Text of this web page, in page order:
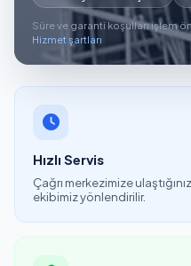
Süre ve garanti koşulları işlem
Hizmet şartları
Hızlı Servis
Çağrı merkezimize
ekibimiz yönlendirilir.